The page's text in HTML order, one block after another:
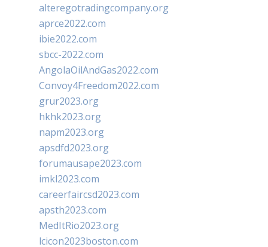
alteregotradingcompany.org
aprce2022.com
ibie2022.com
sbcc-2022.com
AngolaOilAndGas2022.com
Convoy4Freedom2022.com
grur2023.org
hkhk2023.org
napm2023.org
apsdfd2023.org
forumausape2023.com
imkl2023.com
careerfaircsd2023.com
apsth2023.com
MedItRio2023.org
lcicon2023boston.com